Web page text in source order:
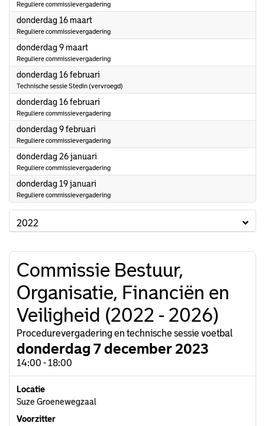
Reguliere commissievergadering
donderdag 16 maart2023
Reguliere commissievergadering
donderdag 9 maart2023
Reguliere commissievergadering
donderdag 16 februari
Technische sessie Stedin (vervroegd)
donderdag 16 februari
Reguliere commissievergadering
donderdag 9 februari
Reguliere commissievergadering
donderdag 26 januari
Reguliere commissievergadering
donderdag 19 januari
Reguliere commissievergadering
2022
Commissie Bestuur,
Organisatie, Financiën en
Veiligheid (2022 - 2026)
Procedurevergadering en technische sessie voetbal
donderdag 7 december 2023
14:00 - 18:00
Locatie
Suze Groenewegzaal
Voorzitter